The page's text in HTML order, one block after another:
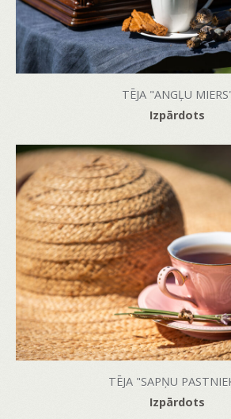
TĒJA "ANGĻU
Izpārdots
TĒJA "SAPŅU
Izpārdots